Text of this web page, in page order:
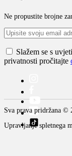
Ne propustite brojne
Slažem se s
privatnosti pročitajte
Sva prava pridržana ©
Upravljanje spletnega